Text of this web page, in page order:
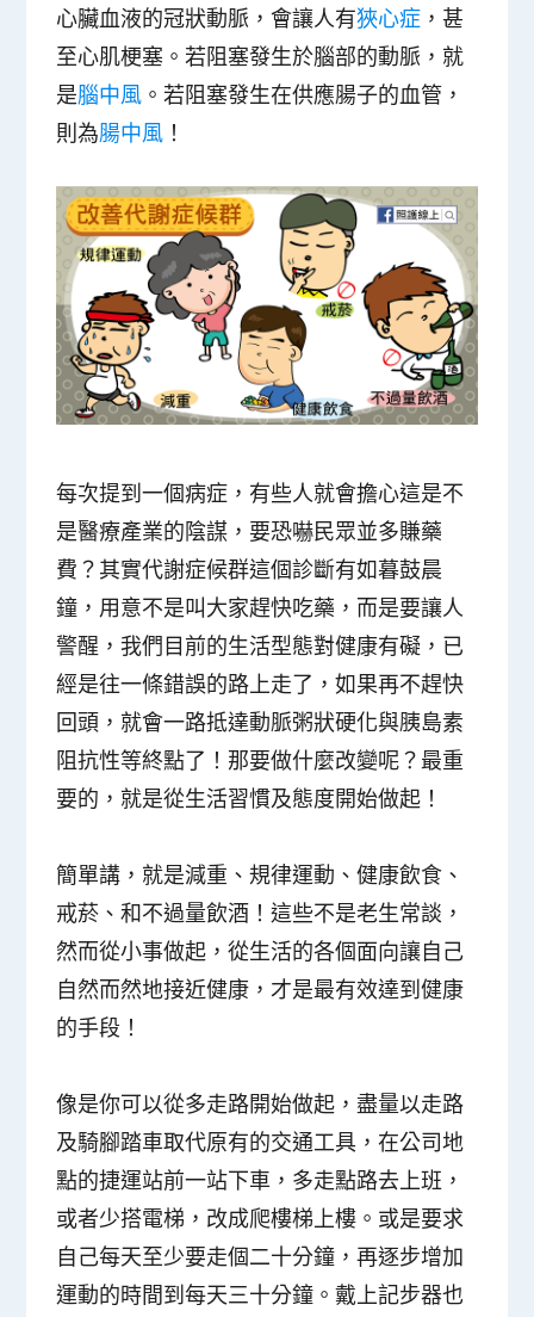
心臟血液的冠狀動脈，會讓人有狹心症 ，甚
至心肌梗塞。若阻塞發生於腦部的動脈，就
是腦中風 。若阻塞發生在供應腸子的血管，
則為腸中風 ！
每次提到一個病症，有些人就會擔心這是不
是醫療產業的陰謀，要恐嚇民眾並多賺藥
費？其實代謝症候群這個診斷有如暮鼓晨
鐘，用意不是叫大家趕快吃藥，而是要讓人
警醒， 我們目前的生活型態對健康有礙，已
經是往一條錯誤的路上走了 ，如果再不趕快
回頭，就會一路抵達動脈粥狀硬化與胰島素
阻抗性等終點了！那要做什麼改變呢？最重
要的，就是從生活習慣及態度開始做起！
簡單講，就是減重、規律運動、健康飲食、
戒菸、和不過量飲酒 ！這些不是老生常談，
然而從小事做起，從生活的各個面向讓自己
自然而然地接近健康，才是最有效達到健康
的手段！
像是你可以從多走路開始做起，盡量以走路
及騎腳踏車取代原有的交通工具，在公司地
點的捷運站前一站下車，多走點路去上班，
或者少搭電梯，改成爬樓梯上樓。或是要求
自己每天至少要走個二十分鐘，再逐步增加
運動的時間到每天三十分鐘。戴上記步器也